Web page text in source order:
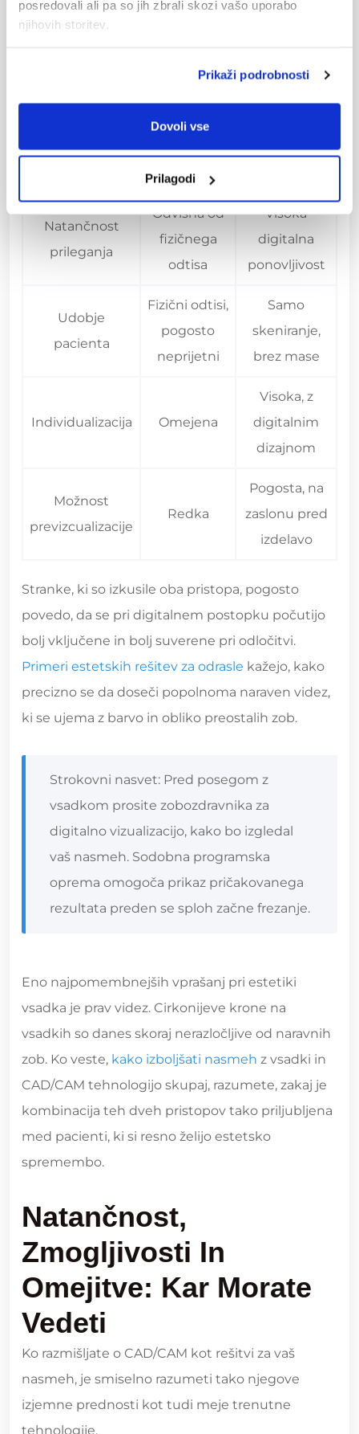
posredovali ali pa so jih zbrali skozi vašo uporabo
njihovih storitev.
Prikaži podrobnosti
Dovoli vse
Prilagodi
postopek
workflow
krone
2 do 4
tedne
v istem
Natančnost
prileganja
Odvisna od
fizičnega
odtisa
Visoka
digitalna
ponovljivost
Udobje
pacienta
Fizični odtisi,
pogosto
neprijetni
Samo
skeniranje,
brez mase
Individualizacija Omejena
Visoka, z
digitalnim
dizajnom
Možnost
previzcualizacije
Redka
Pogosta, na
zaslonu pred
izdelavo
Stranke, ki so izkusile oba pristopa, pogosto
povedo, da se pri digitalnem postopku počutijo
bolj vključene in bolj suverene pri odločitvi.
Primeri estetskih rešitev za odrasle kažejo, kako
precizno se da doseči popolnoma naraven videz,
ki se ujema z barvo in obliko preostalih zob.
Strokovni nasvet: Pred posegom z
vsadkom prosite zobozdravnika za
digitalno vizualizacijo, kako bo izgledal
vaš nasmeh. Sodobna programska
oprema omogoča prikaz pričakovanega
rezultata preden se sploh začne frezanje.
Eno najpomembnejših vprašanj pri estetiki
vsadka je prav videz. Cirkonijeve krone na
vsadkih so danes skoraj nerazločljive od naravnih
zob. Ko veste, kako izboljšati nasmeh z vsadki in
CAD/CAM tehnologijo skupaj, razumete, zakaj je
kombinacija teh dveh pristopov tako priljubljena
med pacienti, ki si resno želijo estetsko
spremembo.
Natančnost,
Zmogljivosti In
Omejitve: Kar Morate
Vedeti
Ko razmišljate o CAD/CAM kot rešitvi za vaš
nasmeh, je smiselno razumeti tako njegove
izjemne prednosti kot tudi meje trenutne
tehnologije.